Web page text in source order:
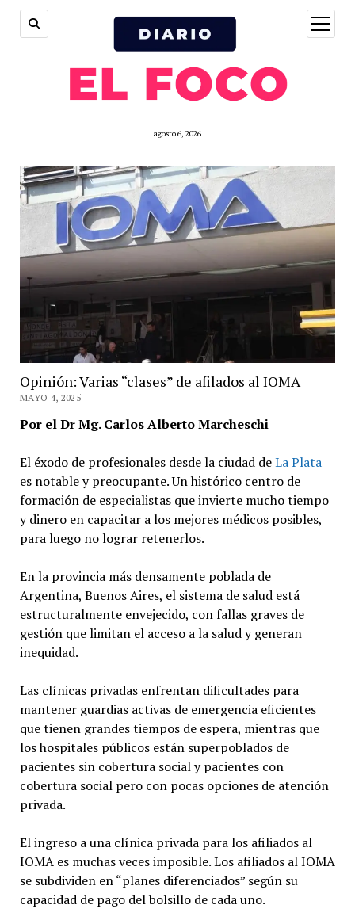
agosto 6, 2026
open
menu
Opinión: Varias “clases” de afilados al IOMA
MAYO 4, 2025
Por el Dr Mg. Carlos Alberto Marcheschi
El éxodo de profesionales desde la ciudad deLa Plata
es notable y preocupante. Un histórico centro de
formación de especialistas que invierte mucho tiempo
y dinero en capacitar a los mejores médicos posibles,
para luego no lograr retenerlos.
En la provincia más densamente poblada de
Argentina, Buenos Aires, el sistema de salud está
estructuralmente envejecido, con fallas graves de
gestión que limitan el acceso a la salud y generan
inequidad.
Las clínicas privadas enfrentan dificultades para
mantener guardias activas de emergencia eficientes
que tienen grandes tiempos de espera, mientras que
los hospitales públicos están superpoblados de
pacientes sin cobertura social y pacientes con
cobertura social pero con pocas opciones de atención
privada.
El ingreso a una clínica privada para los afiliados al
IOMA es muchas veces imposible. Los afiliados al IOMA
se subdividen en “planes diferenciados” según su
capacidad de pago del bolsillo de cada uno.